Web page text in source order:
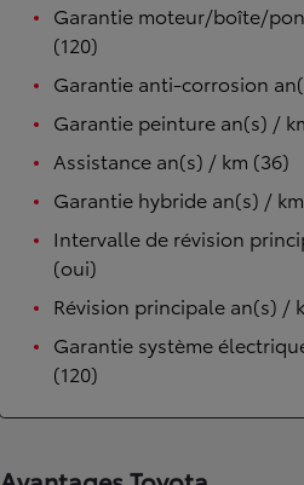
Garantie moteur/boîte/
(120)
Garantie anti-corrosion
Garantie peinture an(s) /
Assistance an(s) / km (36)
Garantie hybride an(s) /
Intervalle de révision
(oui)
Révision principale an(s) /
Garantie système
(120)